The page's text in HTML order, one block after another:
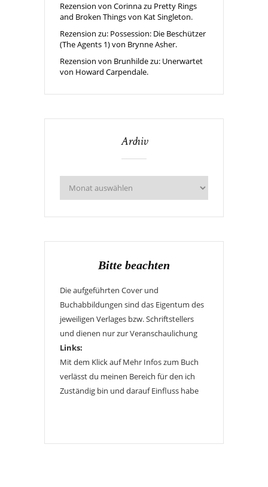
Rezension von Corinna zu Pretty Rings
and Broken Things von Kat Singleton.
Rezension zu: Possession: Die Beschützer
(The Agents 1) von Brynne Asher.
Rezension von Brunhilde zu: Unerwartet
von Howard Carpendale.
Archiv
Bitte beachten
Die aufgeführten Cover und
Buchabbildungen sind das Eigentum des
jeweiligen Verlages bzw. Schriftstellers
und dienen nur zur Veranschaulichung
Links:
Mit dem Klick auf Mehr Infos zum Buch
verlässt du meinen Bereich für den ich
Zuständig bin und darauf Einfluss habe